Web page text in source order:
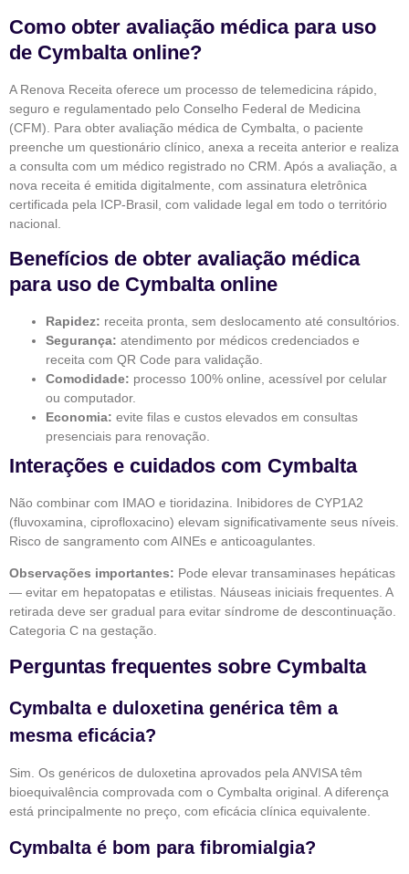
Como obter avaliação médica para uso
de Cymbalta online?
A Renova Receita oferece um processo de telemedicina rápido,
seguro e regulamentado pelo Conselho Federal de Medicina
(CFM). Para obter avaliação médica de Cymbalta, o paciente
preenche um questionário clínico, anexa a receita anterior e realiza
a consulta com um médico registrado no CRM. Após a avaliação, a
nova receita é emitida digitalmente, com assinatura eletrônica
certificada pela ICP-Brasil, com validade legal em todo o território
nacional.
Benefícios de obter avaliação médica
para uso de Cymbalta online
Rapidez: receita pronta, sem deslocamento até consultórios.
Segurança: atendimento por médicos credenciados e
receita com QR Code para validação.
Comodidade: processo 100% online, acessível por celular
ou computador.
Economia: evite filas e custos elevados em consultas
presenciais para renovação.
Interações e cuidados com Cymbalta
Não combinar com IMAO e tioridazina. Inibidores de CYP1A2
(fluvoxamina, ciprofloxacino) elevam significativamente seus níveis.
Risco de sangramento com AINEs e anticoagulantes.
Observações importantes: Pode elevar transaminases hepáticas
— evitar em hepatopatas e etilistas. Náuseas iniciais frequentes. A
retirada deve ser gradual para evitar síndrome de descontinuação.
Categoria C na gestação.
Perguntas frequentes sobre Cymbalta
Cymbalta e duloxetina genérica têm a
mesma eficácia?
Sim. Os genéricos de duloxetina aprovados pela ANVISA têm
bioequivalência comprovada com o Cymbalta original. A diferença
está principalmente no preço, com eficácia clínica equivalente.
Cymbalta é bom para fibromialgia?